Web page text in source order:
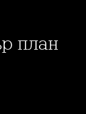
план